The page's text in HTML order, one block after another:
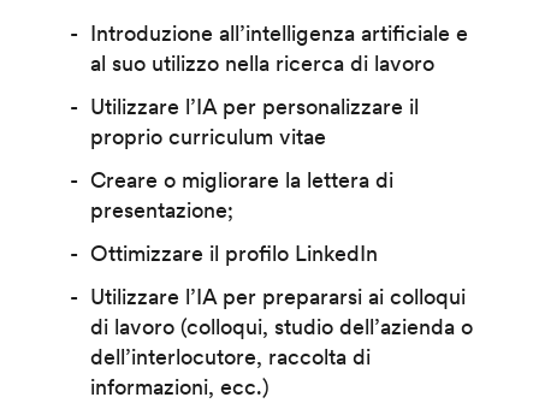
Introduzione all’intelligenza artificiale e
al suo utilizzo nella ricerca di lavoro
Utilizzare l’IA per personalizzare il
proprio curriculum vitae
Creare o migliorare la lettera di
presentazione;
Ottimizzare il profilo LinkedIn
Utilizzare l’IA per prepararsi ai colloqui
di lavoro (colloqui, studio dell’azienda o
dell’interlocutore, raccolta di
informazioni, ecc.)